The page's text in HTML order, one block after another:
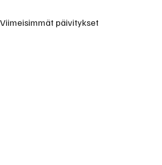
Viimeisimmät päivitykset